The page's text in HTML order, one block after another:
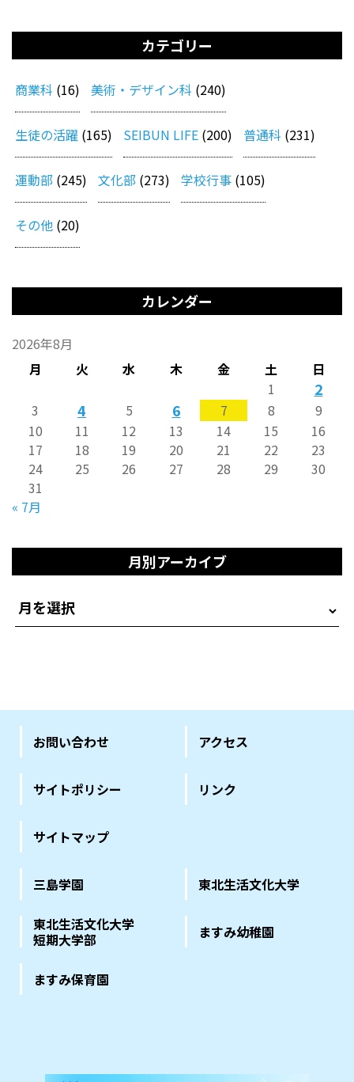
カテゴリー
商業科 (16) 美術・デザイン科 (240)
生徒の活躍 (165) SEIBUN LIFE (200) 普通科 (231)
運動部 (245) 文化部 (273) 学校行事 (105)
その他 (20)
カレンダー
2026年8月
月
火 水 木 金 土 日
« 7月
1 2
3 4 5 6 7 8
9
10
11 12 13 14 15
16
17
18 19 20 21 22
23
24
25 26 27 28 29
30
31
月別アーカイブ
お問い合わせ アクセス
サイトポリシー リンク
サイトマップ
三島学園 東北生活文化大学
東北生活文化大学
短期大学部
ますみ幼稚園
ますみ保育園